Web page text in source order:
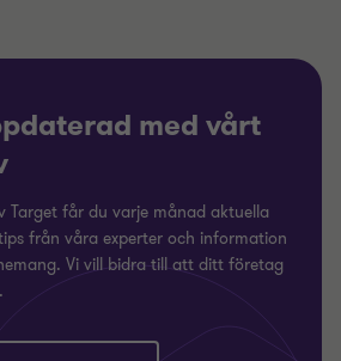
med vårt
Target får du varje månad aktuella
från våra experter och information
Vi vill bidra till att ditt företag